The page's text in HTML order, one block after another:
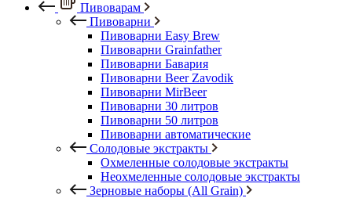
Пивоварам
Пивоварни
Пивоварни Easy Brew
Пивоварни Grainfather
Пивоварни Бавария
Пивоварни Beer Zavodik
Пивоварни MirBeer
Пивоварни 30 литров
Пивоварни 50 литров
Пивоварни автоматические
Солодовые экстракты
Охмеленные солодовые экстракты
Неохмеленные солодовые экстракты
Зерновые наборы (All Grain)